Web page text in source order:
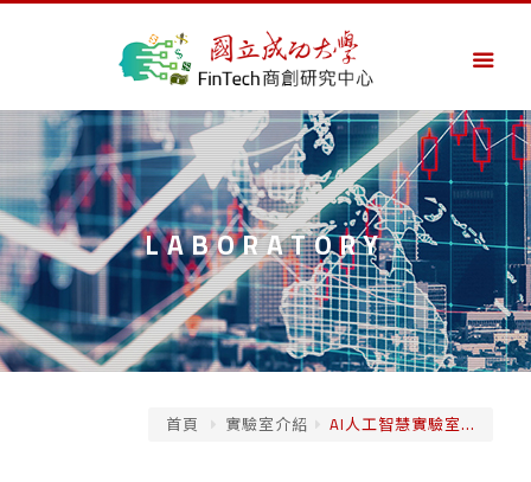
LABORATORY
首頁 實驗室介紹 AI人工智慧實驗室...